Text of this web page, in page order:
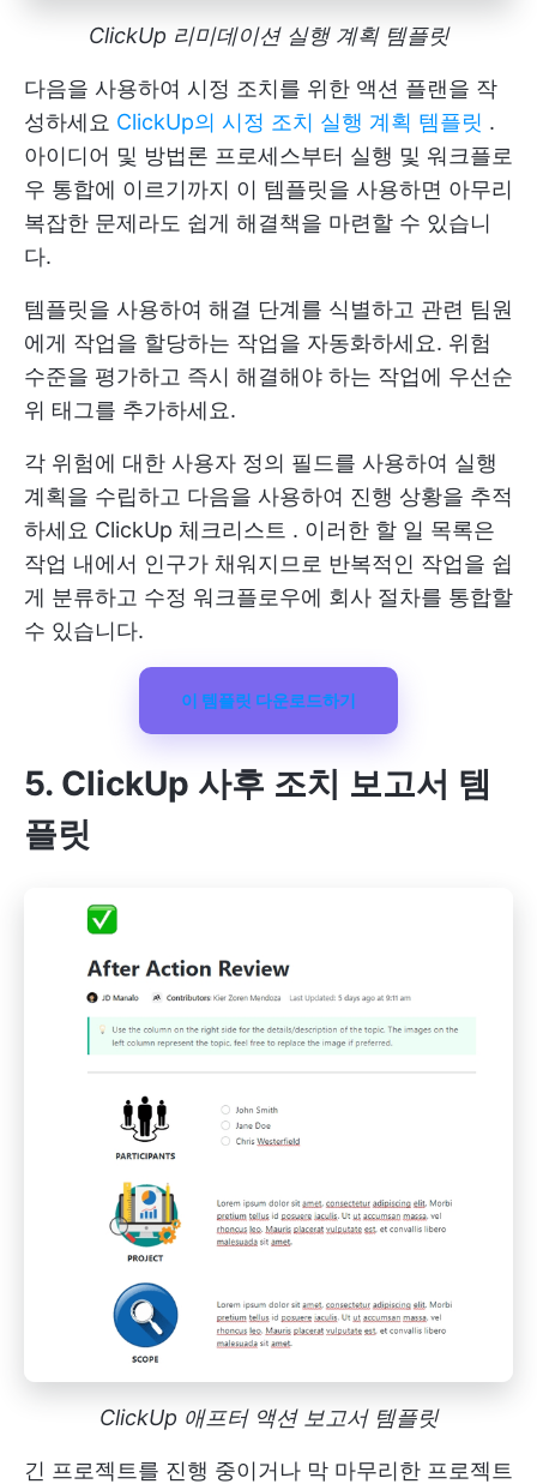
ClickUp 리미데이션 실행 계획 템플릿
다음을 사용하여 시정 조치를 위한 액션 플랜을 작
성하세요 ClickUp의 시정 조치 실행 계획 템플릿 .
아이디어 및 방법론 프로세스부터 실행 및 워크플로
우 통합에 이르기까지 이 템플릿을 사용하면 아무리
복잡한 문제라도 쉽게 해결책을 마련할 수 있습니
다.
템플릿을 사용하여 해결 단계를 식별하고 관련 팀원
에게 작업을 할당하는 작업을 자동화하세요. 위험
수준을 평가하고 즉시 해결해야 하는 작업에 우선순
위 태그를 추가하세요.
각 위험에 대한 사용자 정의 필드를 사용하여 실행
계획을 수립하고 다음을 사용하여 진행 상황을 추적
하세요 ClickUp 체크리스트 . 이러한 할 일 목록은
작업 내에서 인구가 채워지므로 반복적인 작업을 쉽
게 분류하고 수정 워크플로우에 회사 절차를 통합할
수 있습니다.
이 템플릿 다운로드하기
5. ClickUp 사후 조치 보고서 템
플릿
ClickUp 애프터 액션 보고서 템플릿
긴 프로젝트를 진행 중이거나 막 마무리한 프로젝트